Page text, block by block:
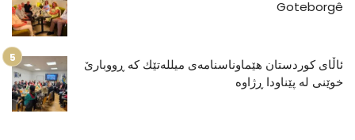
Goteborgê
ئاڵای كوردستان هێماوناسنامەی میللەتێك كە ڕووبارێ
خوێنی لە پێناودا ڕژاوە